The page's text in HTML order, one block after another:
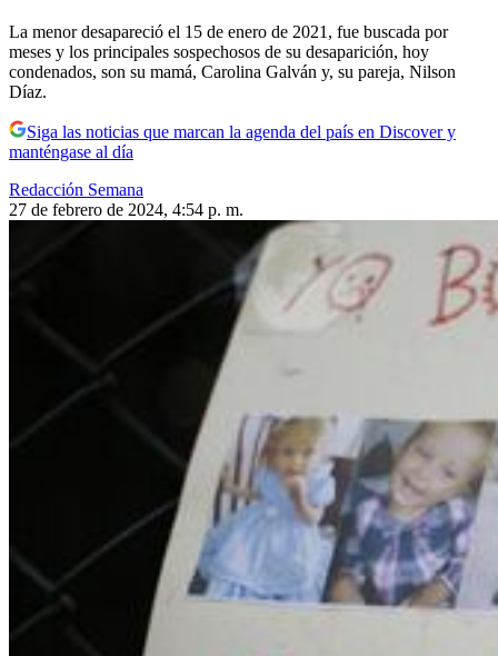
La menor desapareció el 15 de enero de 2021, fue buscada por
meses y los principales sospechosos de su desaparición, hoy
condenados, son su mamá, Carolina Galván y, su pareja, Nilson
Díaz.
Siga las noticias que marcan la agenda del país en Discover y
manténgase al día
Redacción Semana
27 de febrero de 2024, 4:54 p. m.